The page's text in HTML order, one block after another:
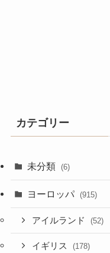
カテゴリー
未分類 (6)
ヨーロッパ (915)
アイルランド (52)
イギリス (178)